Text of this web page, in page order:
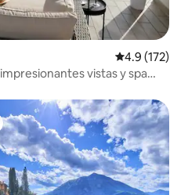
Calificación
4.9 (172)
vistas y spa